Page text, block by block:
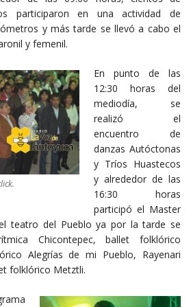
participaron en una actividad de
y más tarde se llevó a cabo el
y femenil.
En punto de las
12:30 horas del
mediodía, se
realizó el
encuentro de
danzas Autóctonas
y Tríos Huastecos
y alrededor de las
16:30 horas
participó el Master
teatro del Pueblo ya por la tarde se
Chicontepec, ballet folklórico
Alegrías de mi Pueblo, Rayenari
folklórico Metztli.